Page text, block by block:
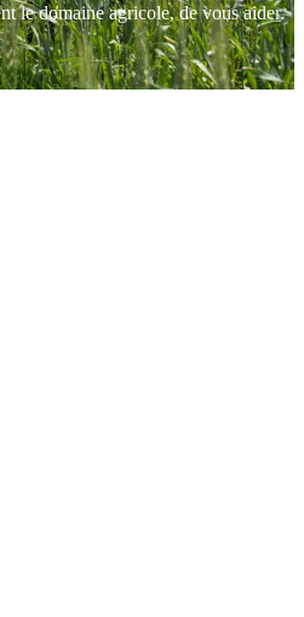
le domaine agricole, de vous aider.